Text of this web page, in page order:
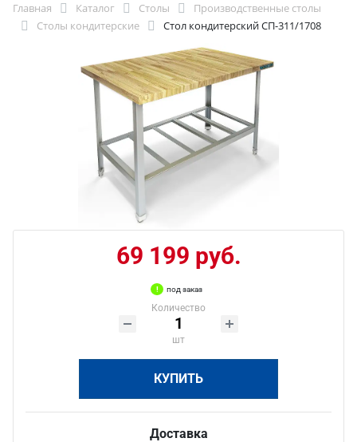
Главная Каталог Столы
Производственные столы
Столы кондитерские
Стол кондитерский СП-311/1708
69 199 руб.
под заказ
Количество
шт
КУПИТЬ
Доставка